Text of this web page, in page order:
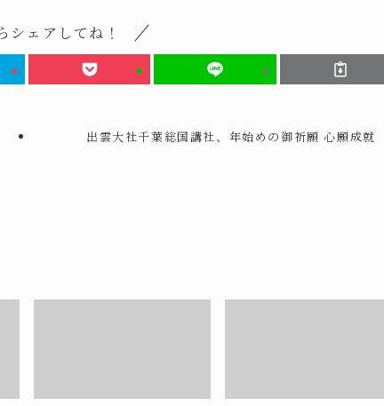
シェアしてね！
出雲大社千葉総国講社、年始めの御祈願 心願成就